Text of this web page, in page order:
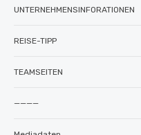
UNTERNEHMENSINFORATIONEN
REISE-TIPP
TEAMSEITEN
————